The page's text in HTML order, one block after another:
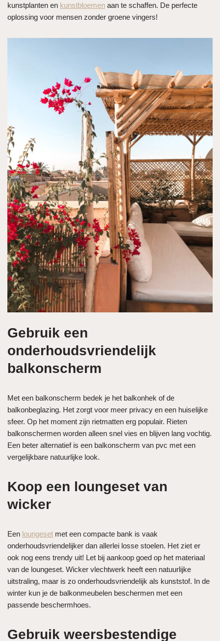
kunstplanten en kunstbloemen aan te schaffen. De perfecte
oplossing voor mensen zonder groene vingers!
Gebruik een
onderhoudsvriendelijk
balkonscherm
Met een balkonscherm bedek je het balkonhek of de
balkonbeglazing. Het zorgt voor meer privacy en een huiselijke
sfeer. Op het moment zijn rietmatten erg populair. Rieten
balkonschermen worden alleen snel vies en blijven lang vochtig.
Een beter alternatief is een balkonscherm van pvc met een
vergelijkbare natuurlijke look.
Koop een loungeset van
wicker
Een loungeset met een compacte bank is vaak
onderhoudsvriendelijker dan allerlei losse stoelen. Het ziet er
ook nog eens trendy uit! Let bij aankoop goed op het materiaal
van de loungeset. Wicker vlechtwerk heeft een natuurlijke
uitstraling, maar is zo onderhoudsvriendelijk als kunststof. In de
winter kun je de balkonmeubelen beschermen met een
passende beschermhoes.
Gebruik weersbestendige